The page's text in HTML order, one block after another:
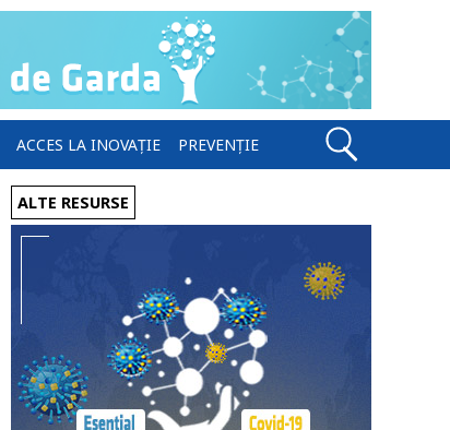
ACCES LA INOVAȚIE PREVENȚIE
ALTE RESURSE